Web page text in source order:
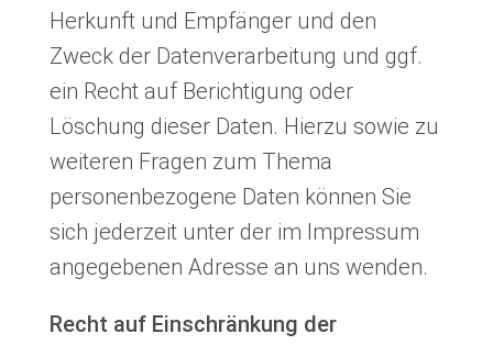
Herkunft und Empfänger und den
Zweck der Datenverarbeitung und ggf.
ein Recht auf Berichtigung oder
Löschung dieser Daten. Hierzu sowie zu
weiteren Fragen zum Thema
personenbezogene Daten können Sie
sich jederzeit unter der im Impressum
angegebenen Adresse an uns wenden.
Recht auf Einschränkung der